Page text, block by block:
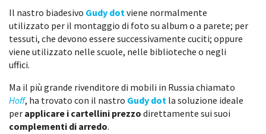
Il nastro biadesivo Gudy dot viene normalmente
utilizzato per il montaggio di foto su album o a parete; per
tessuti, che devono essere successivamente cuciti; oppure
viene utilizzato nelle scuole, nelle biblioteche o negli
uffici.
Ma il più grande rivenditore di mobili in Russia chiamato
Hoff, ha trovato con il nastro Gudy dot la soluzione ideale
per applicare i cartellini prezzo direttamente sui suoi
complementi di arredo.